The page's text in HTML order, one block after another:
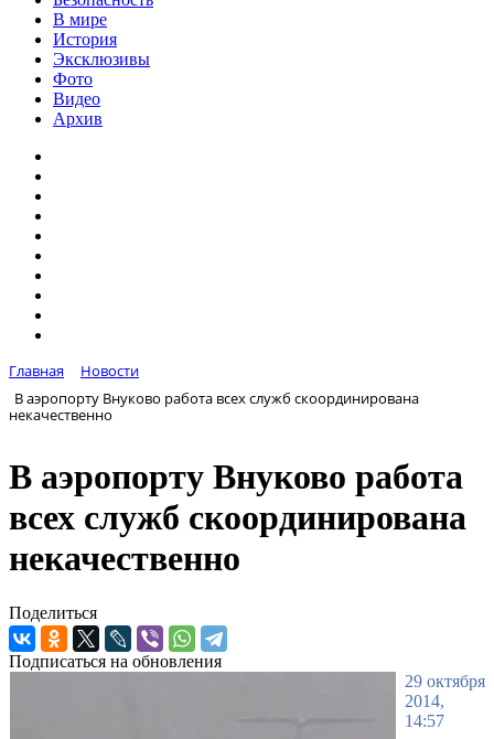
В мире
История
Эксклюзивы
Фото
Видео
Архив
Главная
Новости
В аэропорту Внуково работа всех служб скоординирована
некачественно
В аэропорту Внуково работа
всех служб скоординирована
некачественно
Поделиться
Подписаться на обновления
29 октября
2014,
14:57